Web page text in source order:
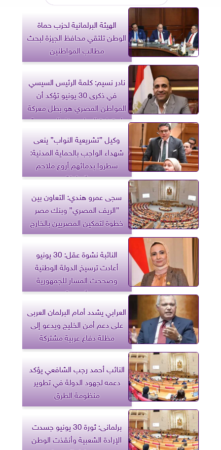
الهيئة البرلمانية لحزب حماة
الوطن تلتقي محافظ الجيزة لبحث
مطالب المواطنين
نادر نسيم: كلمة الرئيس السيسي
في ذكرى 30 يونيو تؤكد أن
المواطن المصري هو بطل معركة
استعادة الوطن وبناء الجمهورية
وكيل ”تشريعية النواب” ينعى
شهداء الواجب بالحماية المدنية:
سطروا بدمائهم أروع ملاحم
البطولة
سجى عمرو هندي: التعاون بين
”الريف المصري” وبنك مصر
خطوة لتمكين المصريين بالخارج
النائبة نشوة عقل: 30 يونيو
أعادت ترسيخ الدولة الوطنية
وصححت المسار للجمهورية
الجديدة
العرابي يشدد أمام البرلمان العربى
على دعم أمن الخليج ويدعو إلى
مظلة دفاع عربية مشتركة
النائب أحمد رجب الشافعي يؤكد
دعمه لجهود الدولة في تطوير
منظومة الطرق
برلمانى: ثورة 30 يونيو جسدت
الإرادة الشعبية وأنقذت الوطن